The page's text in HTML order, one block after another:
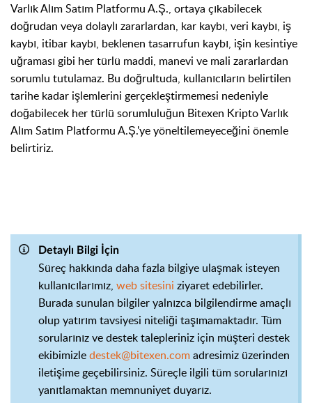
Varlık Alım Satım Platformu A.Ş., ortaya çıkabilecek
doğrudan veya dolaylı zararlardan, kar kaybı, veri kaybı, iş
kaybı, itibar kaybı, beklenen tasarrufun kaybı, işin kesintiye
uğraması gibi her türlü maddi, manevi ve mali zararlardan
sorumlu tutulamaz. Bu doğrultuda, kullanıcıların belirtilen
tarihe kadar işlemlerini gerçekleştirmemesi nedeniyle
doğabilecek her türlü sorumluluğun Bitexen Kripto Varlık
Alım Satım Platformu A.Ş.'ye yöneltilemeyeceğini önemle
belirtiriz.
Detaylı Bilgi İçin
Süreç hakkında daha fazla bilgiye ulaşmak isteyen
kullanıcılarımız, web sitesini ziyaret edebilirler.
Burada sunulan bilgiler yalnızca bilgilendirme amaçlı
olup yatırım tavsiyesi niteliği taşımamaktadır. Tüm
sorularınız ve destek talepleriniz için müşteri destek
ekibimizledestek@bitexen.comadresimiz üzerinden
iletişime geçebilirsiniz. Süreçle ilgili tüm sorularınızı
yanıtlamaktan memnuniyet duyarız.